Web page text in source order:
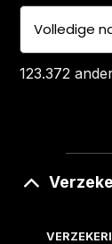
123.372